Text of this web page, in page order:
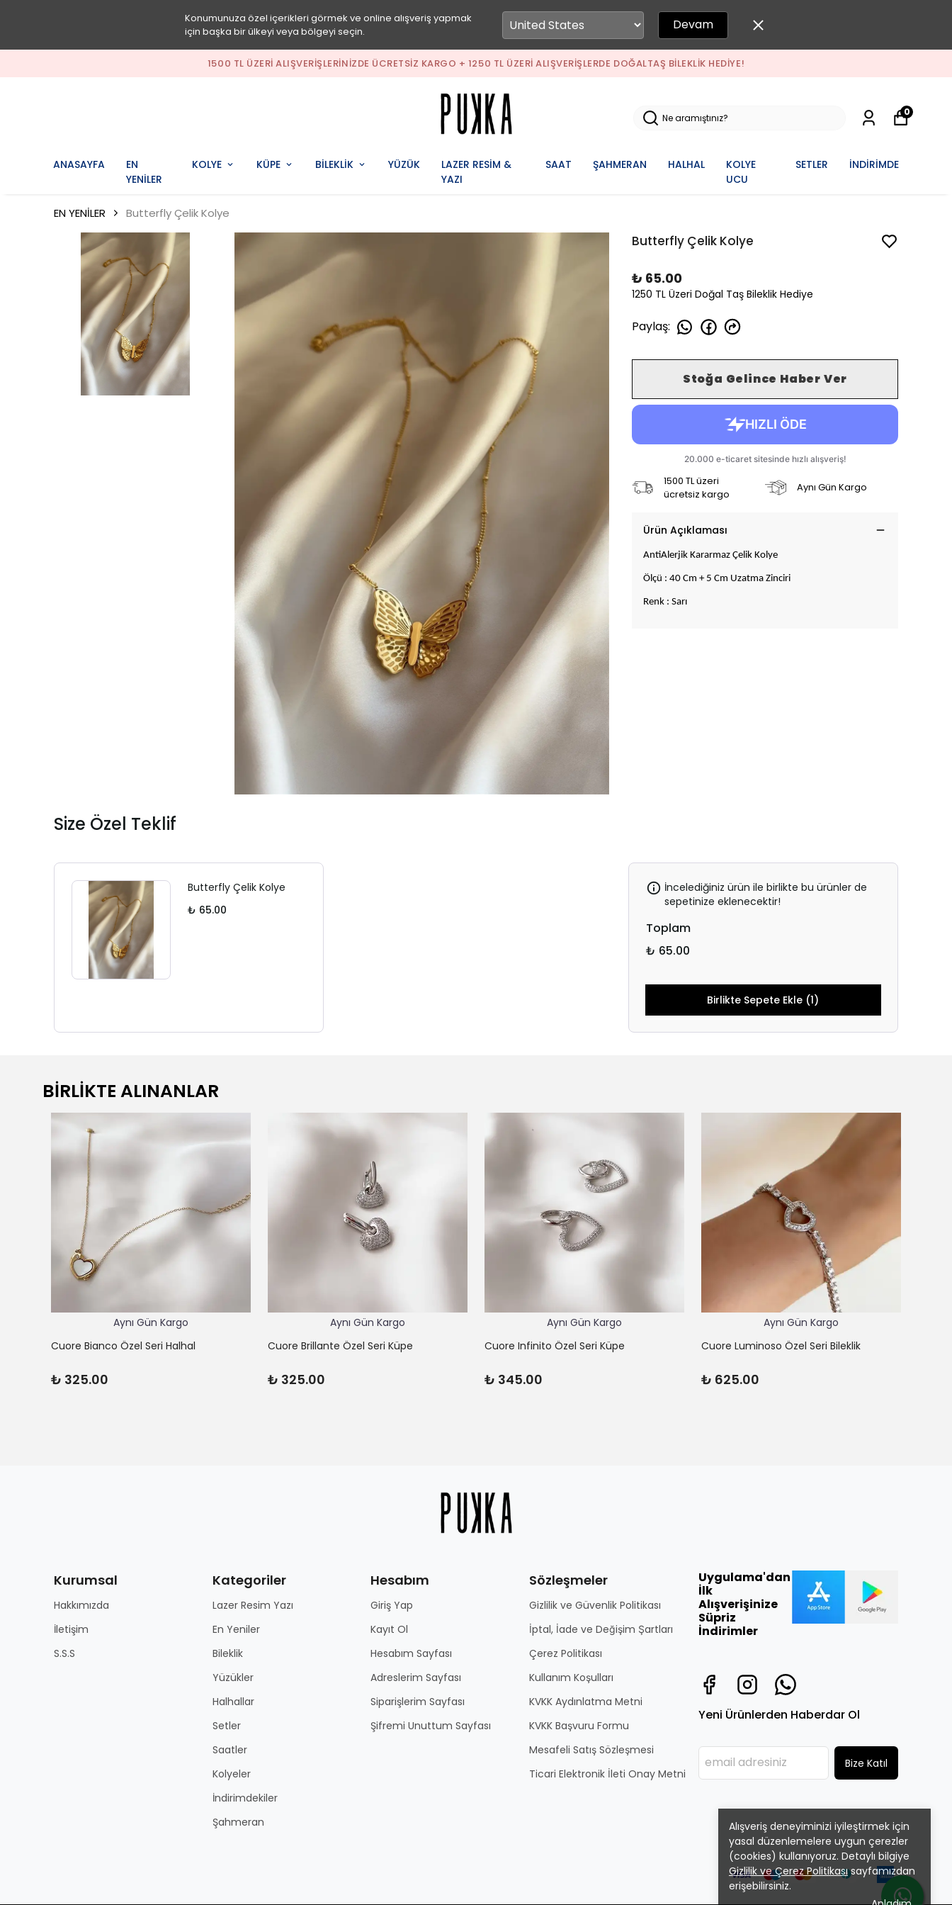
Konumunuza özel içerikleri görmek ve online alışveriş yapmak
için başka bir ülkeyi veya bölgeyi seçin.
Devam
1500 TL ÜZERI ALIŞVERIŞLERINIZDE ÜCRETSIZ KARGO + 1250 TL ÜZERI ALIŞVERIŞLERDE DOĞALTAŞ BILEKLIK HEDIYE!
ANASAYFA
EN
YENİLER
KOLYE KÜPE BİLEKLİK YÜZÜK
LAZER RESİM &
YAZI
SAAT ŞAHMERAN HALHAL
KOLYE
UCU
SETLER İNDİRİMDE
0
Alışveriş deneyiminizi iyileştirmek için
yasal düzenlemelere uygun çerezler
(cookies) kullanıyoruz. Detaylı bilgiye
Gizlilik ve Çerez Politikasısayfamızdan
erişebilirsiniz.
EN YENİLER Butterfly Çelik Kolye
Butterfly Çelik Kolye
₺ 65.00
1250 TL Üzeri Doğal Taş Bileklik Hediye
Paylaş:
Stoğa Gelince Haber Ver
1500 TL üzeri
ücretsiz kargo
Aynı Gün Kargo
Ürün Açıklaması
AntiAlerjik Kararmaz Çelik Kolye
Ölçü : 40 Cm + 5 Cm Uzatma Zinciri
Renk : Sarı
Size Özel Teklif
Butterfly Çelik Kolye
₺ 65.00
İncelediğiniz ürün ile birlikte bu ürünler de
sepetinize eklenecektir!
Toplam
₺ 65.00
Birlikte Sepete Ekle (1)
BİRLİKTE ALINANLAR
Aynı Gün Kargo
Cuore Bianco Özel Seri Halhal
₺ 325.00
Aynı Gün Kargo
Cuore Brillante Özel Seri Küpe
₺ 325.00
Aynı Gün Kargo
Cuore Infinito Özel Seri Küpe
₺ 345.00
Aynı Gün Kargo
Cuore Luminoso Özel Seri Bileklik
₺ 625.00
Kurumsal
Hakkımızda
İletişim
S.S.S
Kategoriler
Lazer Resim Yazı
En Yeniler
Bileklik
Yüzükler
Halhallar
Setler
Saatler
Kolyeler
İndirimdekiler
Şahmeran
Hesabım
Giriş Yap
Kayıt Ol
Hesabım Sayfası
Adreslerim Sayfası
Siparişlerim Sayfası
Şifremi Unuttum Sayfası
Sözleşmeler
Gizlilik ve Güvenlik Politikası
İptal, İade ve Değişim Şartları
Çerez Politikası
Kullanım Koşulları
KVKK Aydınlatma Metni
KVKK Başvuru Formu
Mesafeli Satış Sözleşmesi
Ticari Elektronik İleti Onay Metni
Uygulama'dan
İlk
Alışverişinize
Süpriz
İndirimler
Yeni Ürünlerden Haberdar Ol
Bize Katıl